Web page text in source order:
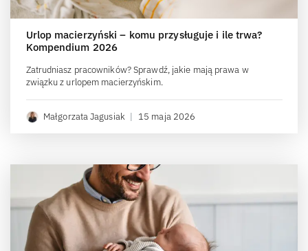
Urlop macierzyński – komu przysługuje i ile trwa?
Kompendium 2026
Zatrudniasz pracowników? Sprawdź, jakie mają prawa w
związku z urlopem macierzyńskim.
Małgorzata Jagusiak | 15 maja 2026